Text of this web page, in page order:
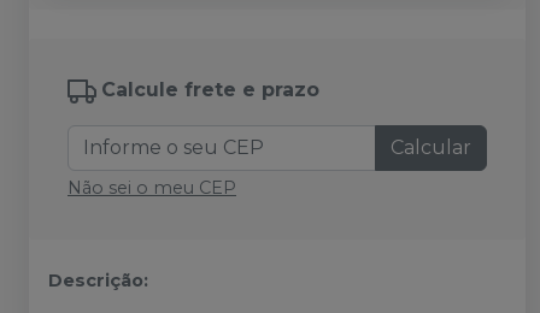
Calcule frete e prazo
Calcular
Não sei o meu CEP
Descrição: